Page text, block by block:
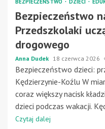
BEZPIECZEŃSTWO DZIECI
Bezpieczeństwo
Przedszkolaki
drogowego
Anna Dudek 18 czerwca 2026
Bezpieczeństwo dzieci:
Kędzierzynie-Koźlu W
coraz większy nacisk
dzieci podczas wakacji.
Czytaj dalej